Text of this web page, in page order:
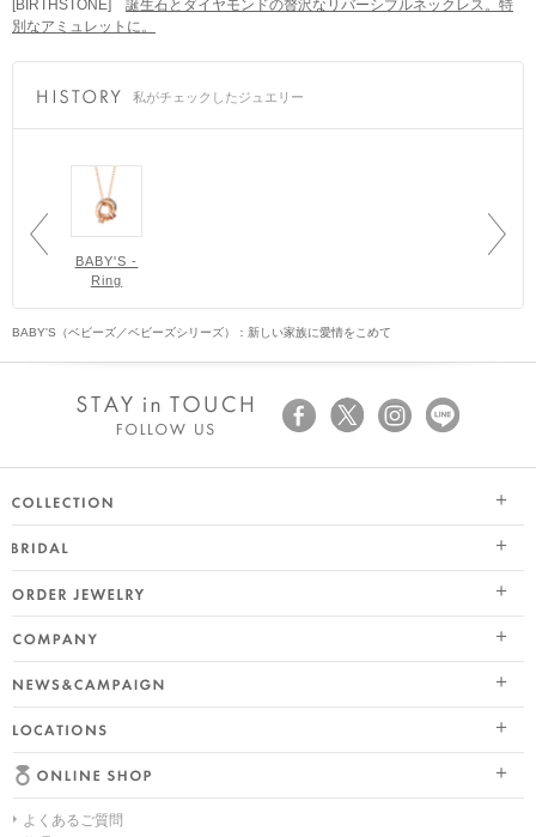
[BIRTHSTONE] 誕生石とダイヤモンドの贅沢なリバーシブルネックレス。特
別なアミュレットに。
私がチェックしたジュエリー
BABY'S -
Ring
BABY'S（ベビーズ／ベビーズシリーズ）：新しい家族に愛情をこめて
SEASON COLLECTION（シーズンコレクション）
ETERNO FAMILY（エテルノ・ファミリー）
PURE PLATINUM 999（ピュアプラチナ999）
LIMITED COLLECTION（リミテッドコレクション）
BACI（バチ／一粒ダイヤモンドジュエリー）
ブライダル トップ
婚約指輪（エンゲージリング）
結婚指輪（マリッジリング）
レイヤード特集
HAPPY HEARTの魅力
オーダージュエリー
会社情報 トップ
ブランドスローガン
ブランドポジション
会社概要
ニュース&キャンペーン
店舗情報
オンラインショップ トップ
よくあるご質問